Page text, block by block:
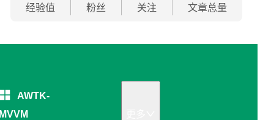
经验值 粉丝 关注 文章总量
AWTK-
MVVM